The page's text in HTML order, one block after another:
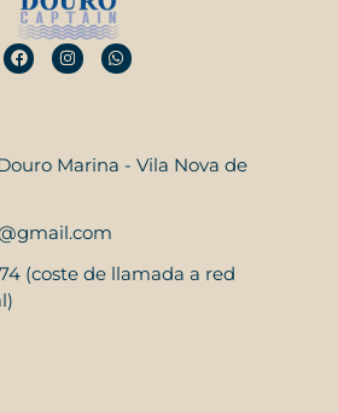
Marina - Vila Nova de
(coste de llamada a red